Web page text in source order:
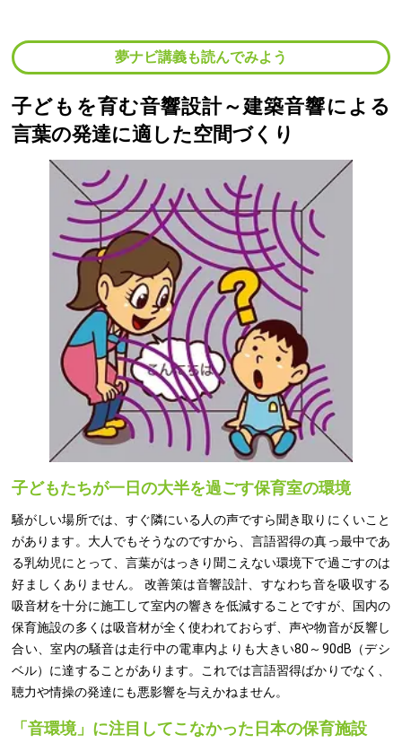
夢ナビ講義も読んでみよう
子どもを育む音響設計～建築音響による
言葉の発達に適した空間づくり
子どもたちが一日の大半を過ごす保育室の環境
騒がしい場所では、すぐ隣にいる人の声ですら聞き取りにくいこと
があります。大人でもそうなのですから、言語習得の真っ最中であ
る乳幼児にとって、言葉がはっきり聞こえない環境下で過ごすのは
好ましくありません。 改善策は音響設計、すなわち音を吸収する
吸音材を十分に施工して室内の響きを低減することですが、国内の
保育施設の多くは吸音材が全く使われておらず、声や物音が反響し
合い、室内の騒音は走行中の電車内よりも大きい80～90dB（デシ
ベル）に達することがあります。これでは言語習得ばかりでなく、
聴力や情操の発達にも悪影響を与えかねません。
「音環境」に注目してこなかった日本の保育施設